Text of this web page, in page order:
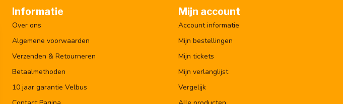
Informatie
Over ons
Algemene voorwaarden
Verzenden & Retourneren
Betaalmethoden
10 jaar garantie Velbus
Mijn account
Account informatie
Mijn bestellingen
Mijn tickets
Mijn verlanglijst
Vergelijk